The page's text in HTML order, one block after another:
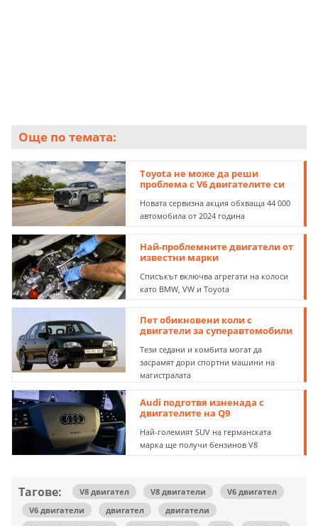
Още по темата:
Toyota не може да реши
проблема с V6 двигателите си
Новата сервизна акция обхваща 44 000
автомобила от 2024 година
Най-проблемните двигатели от
известни марки
Списъкът включва агрегати на колоси
като BMW, VW и Toyota
Пет обикновени коли с
двигатели за суперавтомобили
Тези седани и комбита могат да
засрамят дори спортни машини на
магистралата
Audi подготвя изненада с
двигателите на Q9
Най-големият SUV на германската
марка ще получи бензинов V8
Тагове: V8 двигател V8 двигатели
V6 двигател
V6 двигатели
двигател
двигатели